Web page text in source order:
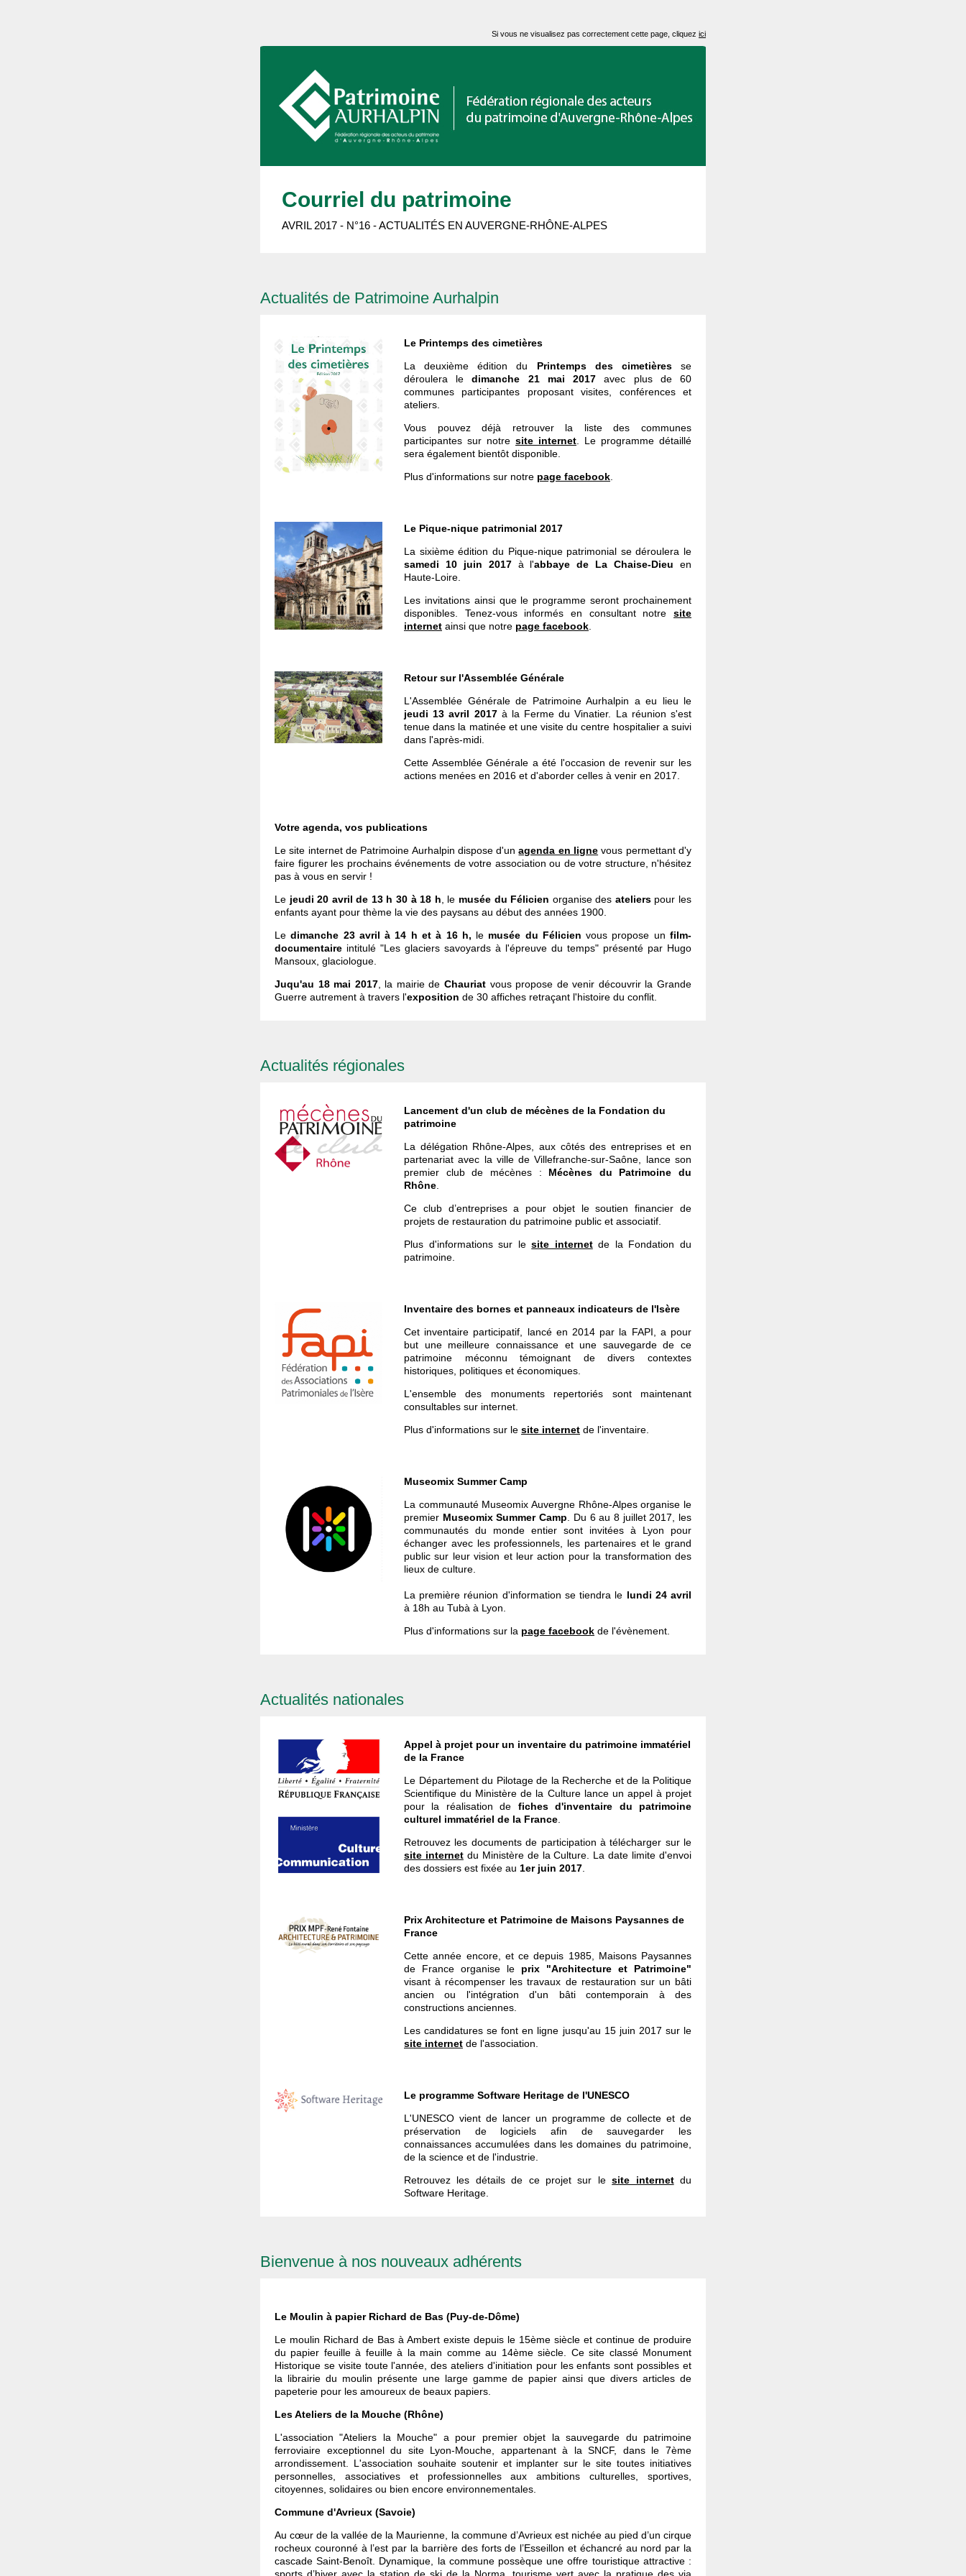
Si vous ne visualisez pas correctement cette page, cliquez ici
Courriel du patrimoine
AVRIL 2017 - N°16 - ACTUALITÉS EN AUVERGNE-RHÔNE-ALPES
Actualités de Patrimoine Aurhalpin
Le Printemps des cimetières
La deuxième édition du Printemps des cimetièresse
déroulera ledimanche 21 mai 2017 avec plus de 60
communes participantes proposant visites, conférences et
ateliers.
Vous pouvez déjà retrouver la liste des communes
participantes sur notre site internet . Le programme détaillé
sera également bientôt disponible.
Plus d'informations sur notre page facebook
Le Pique-nique patrimonial 2017
La sixième édition du Pique-nique patrimonial se déroulera le
samedi 10 juin 2017à l'abbaye de La Chaise-Dieu en
Haute-Loire.
Les invitations ainsi que le programme seront prochainement
disponibles. Tenez-vous informés en consultant notre site
internet ainsi que notre page facebook
Retour sur l'Assemblée Générale
L'Assemblée Générale de Patrimoine Aurhalpin a eu lieu le
jeudi 13 avril 2017à la Ferme du Vinatier. La réunion s'est
tenue dans la matinée et une visite du centre hospitalier a suivi
dans l'après-midi.
Cette Assemblée Générale a été l'occasion de revenir sur les
actions menées en 2016 et d'aborder celles à venir en 2017.
Votre agenda, vos publications
Le site internet de Patrimoine Aurhalpin dispose d'unagenda en ligne vous permettant d'y
faire figurer les prochains événements de votre association ou de votre structure, n'hésitez
pas à vous en servir !
Le jeudi 20 avril de 13 h 30 à 18 h , le musée du Félicien organise des ateliers pour les
enfants ayant pour thème la vie des paysans au début des années 1900.
Ledimanche 23 avril à 14 h et à 16 h, le musée du Félicien vous propose unfilm-
documentaire intitulé "Les glaciers savoyards à l'épreuve du temps" présenté par Hugo
Mansoux, glaciologue.
Juqu'au 18 mai 2017, la mairie deChauriat vous propose de venir découvrir la Grande
Guerre autrement à travers l'exposition de 30 affiches retraçant l'histoire du conflit.
Actualités régionales
Lancement d'un club de mécènes de la Fondation du
patrimoine
La délégation Rhône-Alpes, aux côtés des entreprises et en
partenariat avec la ville de Villefranche-sur-Saône, lance son
premier club de mécènes : Mécènes du Patrimoine du
Rhône
Ce club d’entreprises a pour objet le soutien financier de
projets de restauration du patrimoine public et associatif.
Plus d'informations sur lesite internetde la Fondation du
patrimoine.
Inventaire des bornes et panneaux indicateurs de l'Isère
Cet inventaire participatif, lancé en 2014 par la FAPI, a pour
but une meilleure connaissance et une sauvegarde de ce
patrimoine méconnu témoignant de divers contextes
historiques, politiques et économiques.
L'ensemble des monuments repertoriés sont maintenant
consultables sur internet.
Plus d'informations sur le site internet de l'inventaire.
Museomix Summer Camp
La communauté Museomix Auvergne Rhône-Alpes organise le
premier Museomix Summer Camp . Du 6 au 8 juillet 2017, les
communautés du monde entier sont invitées à Lyon pour
échanger avec les professionnels, les partenaires et le grand
public sur leur vision et leur action pour la transformation des
lieux de culture.
La première réunion d'information se tiendra le lundi 24 avril
à 18h au Tubà à Lyon.
Plus d'informations sur la page facebook de l'évènement.
Actualités nationales
Appel à projet pour un inventaire du patrimoine immatériel
de la France
Le Département du Pilotage de la Recherche et de la Politique
Scientifique du Ministère de la Culture lance un appel à projet
pour la réalisation de fiches d'inventaire du patrimoine
culturel immatériel de la France
Retrouvez les documents de participation à télécharger sur le
site internetdu Ministère de la Culture. La date limite d'envoi
des dossiers est fixée au 1er juin 2017
Prix Architecture et Patrimoine de Maisons Paysannes de
France
Cette année encore, et ce depuis 1985, Maisons Paysannes
de France organise le prix "Architecture et Patrimoine"
visant à récompenser les travaux de restauration sur un bâti
ancien ou l'intégration d'un bâti contemporain à des
constructions anciennes.
Les candidatures se font en ligne jusqu'au 15 juin 2017 sur le
site internet de l'association.
Le programme Software Heritage de l'UNESCO
L'UNESCO vient de lancer un programme de collecte et de
préservation de logiciels afin de sauvegarder les
connaissances accumulées dans les domaines du patrimoine,
de la science et de l'industrie.
Retrouvez les détails de ce projet sur lesite internetdu
Software Heritage.
Bienvenue à nos nouveaux adhérents
Le Moulin à papier Richard de Bas (Puy-de-Dôme)
Le moulin Richard de Bas à Ambert existe depuis le 15ème siècle et continue de produire
du papier feuille à feuille à la main comme au 14ème siècle. Ce site classé Monument
Historique se visite toute l'année, des ateliers d'initiation pour les enfants sont possibles et
la librairie du moulin présente une large gamme de papier ainsi que divers articles de
papeterie pour les amoureux de beaux papiers.
Les Ateliers de la Mouche (Rhône)
L'association "Ateliers la Mouche" a pour premier objet la sauvegarde du patrimoine
ferroviaire exceptionnel du site Lyon-Mouche, appartenant à la SNCF, dans le 7ème
arrondissement. L'association souhaite soutenir et implanter sur le site toutes initiatives
personnelles, associatives et professionnelles aux ambitions culturelles, sportives,
citoyennes, solidaires ou bien encore environnementales.
Commune d'Avrieux (Savoie)
Au cœur de la vallée de la Maurienne, la commune d’Avrieux est nichée au pied d’un cirque
rocheux couronné à l’est par la barrière des forts de l’Esseillon et échancré au nord par la
cascade Saint-Benoît. Dynamique, la commune possèque une offre touristique attractive :